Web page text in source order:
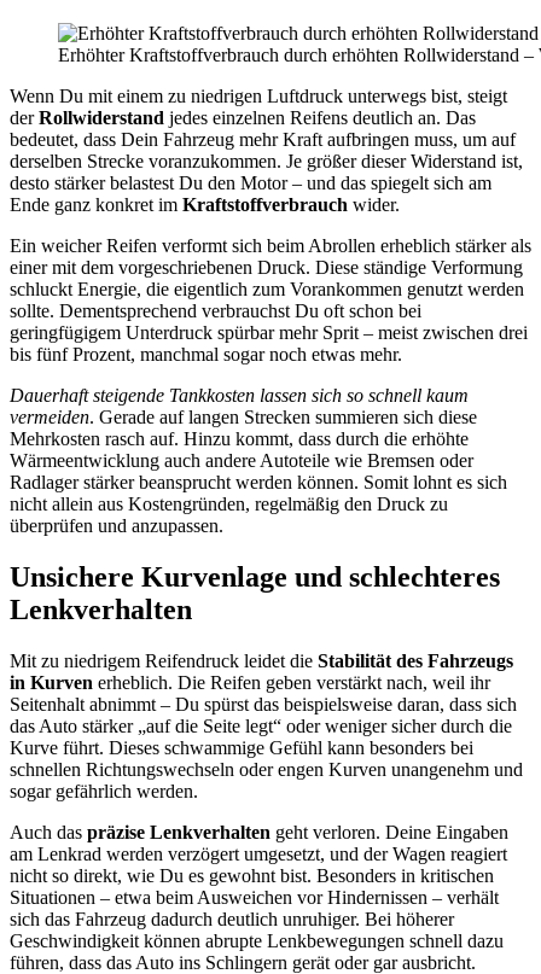
Erhöhter Kraftstoffverbrauch durch erhöhten Rollwiderstand
Wenn Du mit einem zu niedrigen Luftdruck unterwegs bist, steigt
derRollwiderstand jedes einzelnen Reifens deutlich an. Das
bedeutet, dass Dein Fahrzeug mehr Kraft aufbringen muss, um auf
derselben Strecke voranzukommen. Je größer dieser Widerstand ist,
desto stärker belastest Du den Motor – und das spiegelt sich am
Ende ganz konkret im Kraftstoffverbrauch wider.
Ein weicher Reifen verformt sich beim Abrollen erheblich stärker als
einer mit dem vorgeschriebenen Druck. Diese ständige Verformung
schluckt Energie, die eigentlich zum Vorankommen genutzt werden
sollte. Dementsprechend verbrauchst Du oft schon bei
geringfügigem Unterdruck spürbar mehr Sprit – meist zwischen drei
bis fünf Prozent, manchmal sogar noch etwas mehr.
Dauerhaft steigende Tankkosten lassen sich so schnell kaum
vermeiden. Gerade auf langen Strecken summieren sich diese
Mehrkosten rasch auf. Hinzu kommt, dass durch die erhöhte
Wärmeentwicklung auch andere Autoteile wie Bremsen oder
Radlager stärker beansprucht werden können. Somit lohnt es sich
nicht allein aus Kostengründen, regelmäßig den Druck zu
überprüfen und anzupassen.
Unsichere Kurvenlage und schlechteres
Lenkverhalten
Mit zu niedrigem Reifendruck leidet die Stabilität des Fahrzeugs
in Kurven erheblich. Die Reifen geben verstärkt nach, weil ihr
Seitenhalt abnimmt – Du spürst das beispielsweise daran, dass sich
das Auto stärker „auf die Seite legt“ oder weniger sicher durch die
Kurve führt. Dieses schwammige Gefühl kann besonders bei
schnellen Richtungswechseln oder engen Kurven unangenehm und
sogar gefährlich werden.
Auch das präzise Lenkverhalten geht verloren. Deine Eingaben
am Lenkrad werden verzögert umgesetzt, und der Wagen reagiert
nicht so direkt, wie Du es gewohnt bist. Besonders in kritischen
Situationen – etwa beim Ausweichen vor Hindernissen – verhält
sich das Fahrzeug dadurch deutlich unruhiger. Bei höherer
Geschwindigkeit können abrupte Lenkbewegungen schnell dazu
führen, dass das Auto ins Schlingern gerät oder gar ausbricht.